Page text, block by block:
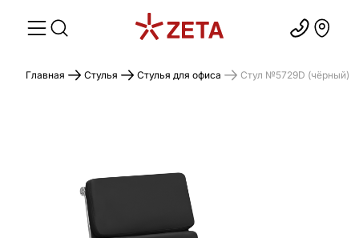
Главная Стулья Стулья для офиса Стул №5729D (чёрный)